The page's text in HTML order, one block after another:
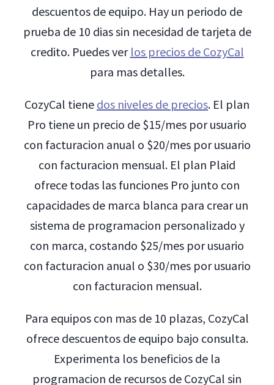
descuentos de equipo. Hay un periodo de
prueba de 10 dias sin necesidad de tarjeta de
credito. Puedes ver los precios de CozyCal
para mas detalles.
CozyCal tiene dos niveles de precios. El plan
Pro tiene un precio de $15/mes por usuario
con facturacion anual o $20/mes por usuario
con facturacion mensual. El plan Plaid
ofrece todas las funciones Pro junto con
capacidades de marca blanca para crear un
sistema de programacion personalizado y
con marca, costando $25/mes por usuario
con facturacion anual o $30/mes por usuario
con facturacion mensual.
Para equipos con mas de 10 plazas, CozyCal
ofrece descuentos de equipo bajo consulta.
Experimenta los beneficios de la
programacion de recursos de CozyCal sin